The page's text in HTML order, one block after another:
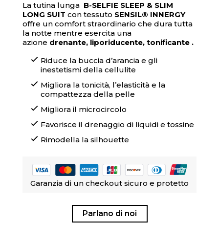
La tutina lunga B-SELFIE SLEEP & SLIM
LONG SUIT con tessuto SENSIL® INNERGY
offre un comfort straordinario che dura tutta
la notte mentre esercita una
azione drenante, liporiducente, tonificante .
Riduce la buccia d’arancia e gli
inestetismi della cellulite
Migliora la tonicità, l’elasticità e la
compattezza della pelle
Migliora il microcircolo
Favorisce il drenaggio di liquidi e tossine
Rimodella la silhouette
Garanzia di un checkout sicuro e protetto
Parlano di noi